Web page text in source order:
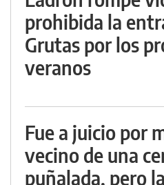
prohibida la
Grutas por los
veranos
Fue a juicio por
vecino de una
puñalada, pero